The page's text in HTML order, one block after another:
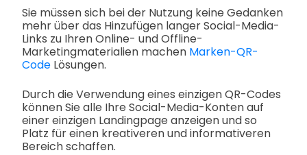
Sie müssen sich bei der Nutzung keine Gedanken
mehr über das Hinzufügen langer Social-Media-
Links zu Ihren Online- und Offline-
Marketingmaterialien machen Marken-QR-
Code Lösungen.
Durch die Verwendung eines einzigen QR-Codes
können Sie alle Ihre Social-Media-Konten auf
einer einzigen Landingpage anzeigen und so
Platz für einen kreativeren und informativeren
Bereich schaffen.